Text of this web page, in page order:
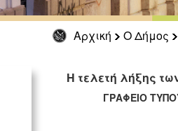
Αρχική Ο Δήμος
Η τελετή λήξης
ΓΡΑΦΕΙΟ